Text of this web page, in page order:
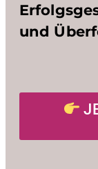
und